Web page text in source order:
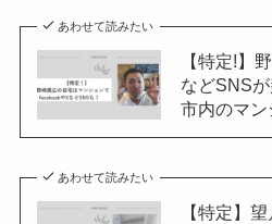
あわせて読みたい
【特定!】
などSNS
市内のマン
あわせて読みたい
【特定】